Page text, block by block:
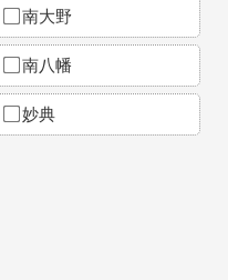
南大野
南八幡
妙典